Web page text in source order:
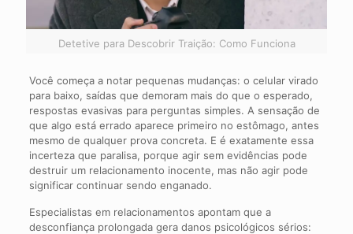
Detetive para Descobrir Traição: Como Funciona
Você começa a notar pequenas mudanças: o celular virado
para baixo, saídas que demoram mais do que o esperado,
respostas evasivas para perguntas simples. A sensação de
que algo está errado aparece primeiro no estômago, antes
mesmo de qualquer prova concreta. E é exatamente essa
incerteza que paralisa, porque agir sem evidências pode
destruir um relacionamento inocente, mas não agir pode
significar continuar sendo enganado.
Especialistas em relacionamentos apontam que a
desconfiança prolongada gera danos psicológicos sérios: